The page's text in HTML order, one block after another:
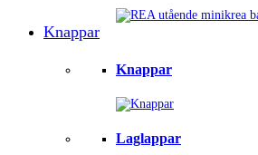
Knappar
Knappar
Laglappar